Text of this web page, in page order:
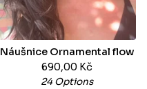
Náušnice Ornamental flow
690,00 Kč
24 Options